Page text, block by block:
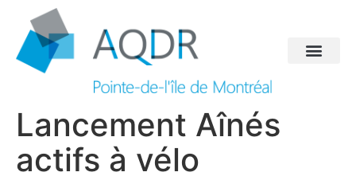
Lancement Aînés
actifs à vélo